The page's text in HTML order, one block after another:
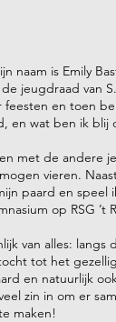
naam is Emily
jeugdraad van
en toen
en wat ben ik blij
met de andere
vieren.
paard en speel
op RSG ’t
van alles: langs
tot het
en natuurlijk
zin in om er
maken!